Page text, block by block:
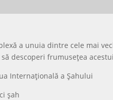
a unuia dintre cele mai
descoperi frumusețea
Internațională a Șahului
șah